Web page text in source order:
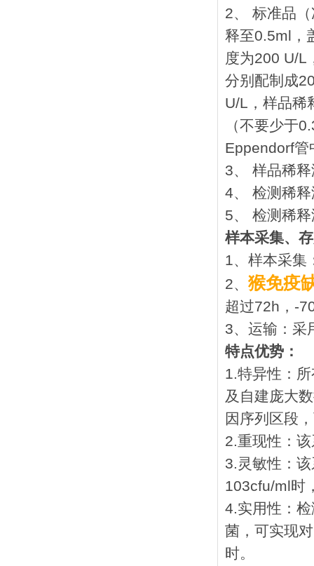
2、 标准品
释至0.5ml，
度为200 U/L
分别配制成
U/L，样品稀
（不要少于
Eppendorf管
3、 样品稀
4、 检测稀
5、 检测稀
样本采集、
1、样本采集
2、 猴免疫
超过72h，-
3、运输：采
特点优势：
1.特异性：
及自建庞大
因序列区段
2.重现性：
3.灵敏性：
103cfu/ml时
4.实用性：
菌，可实现
时。